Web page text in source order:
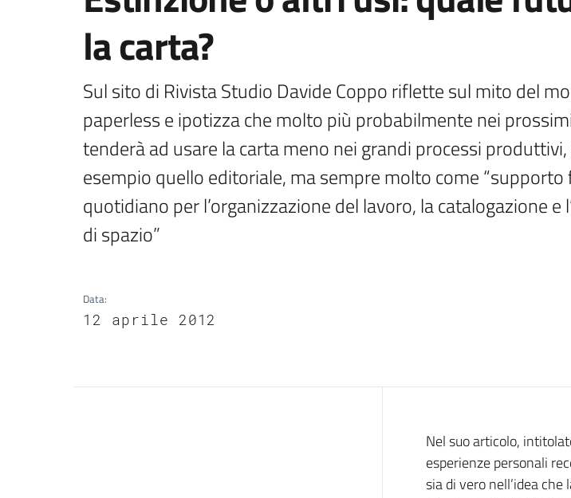
la carta?
Sul sito di Rivista Studio Davide Coppo riflette sul mito del
paperless e ipotizza che molto più probabilmente nei
tenderà ad usare la carta meno nei grandi processi
esempio quello editoriale, ma sempre molto come “supporto
quotidiano per l’organizzazione del lavoro, la catalogazione e
di spazio”
Data:
12 aprile 2012
Introduzione
Nel suo articolo,
esperienze personali
sia di vero nell’idea